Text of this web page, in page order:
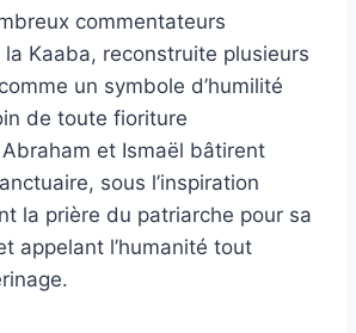
commentateurs
Kaaba, reconstruite plusieurs
un symbole d’humilité
de toute fioriture
et Ismaël bâtirent
sous l’inspiration
la prière du patriarche pour sa
appelant l’humanité tout